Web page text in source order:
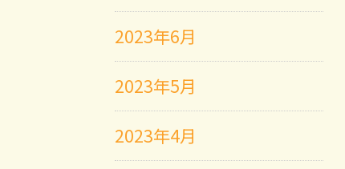
2023年6月
2023年5月
2023年4月